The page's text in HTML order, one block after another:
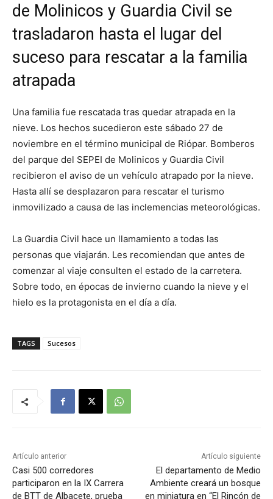
de Molinicos y Guardia Civil se
trasladaron hasta el lugar del
suceso para rescatar a la familia
atrapada
Una familia fue rescatada tras quedar atrapada en la
nieve. Los hechos sucedieron este sábado 27 de
noviembre en el término municipal de Riópar. Bomberos
del parque del SEPEI de Molinicos y Guardia Civil
recibieron el aviso de un vehículo atrapado por la nieve.
Hasta allí se desplazaron para rescatar el turismo
inmovilizado a causa de las inclemencias meteorológicas.
La Guardia Civil hace un llamamiento a todas las
personas que viajarán. Les recomiendan que antes de
comenzar al viaje consulten el estado de la carretera.
Sobre todo, en épocas de invierno cuando la nieve y el
hielo es la protagonista en el día a día.
TAGS Sucesos
Artículo anterior
Casi 500 corredores
participaron en la IX Carrera
de BTT de Albacete, prueba
Artículo siguiente
El departamento de Medio
Ambiente creará un bosque
en miniatura en “El Rincón de